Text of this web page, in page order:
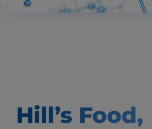
Hill’s Food,